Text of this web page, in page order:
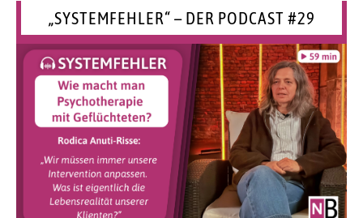
„SYSTEMFEHLER“ – DER PODCAST #29